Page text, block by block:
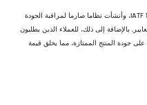
حصلت الشركة على شهادات مثل ISO 9001 وIATF 16949، وأنشأت نظاما صارما لمراقبة الجودة
بالإضافة إلى ذلك، للعملاء الذين يطلبون
جودة المنتج الممتازة، مما يخلق قيمة